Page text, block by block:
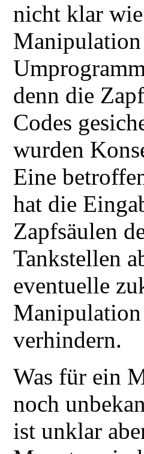
nicht klar
denn die
Codes
wurden
Eine
hat die
Zapfsäulen
Tankstellen
eventuelle
verhindern.
Was für ein
noch
ist unklar